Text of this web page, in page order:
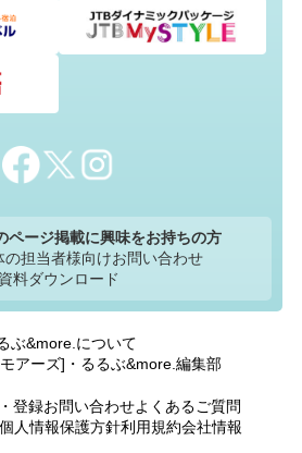
ページ掲載に興味をお持ちの方
の担当者様向けお問い合わせ
資料ダウンロード
ぶ&more.について
アーズ]・るるぶ&more.編集部
登録お問い合わせよくあるご質問
個人情報保護方針利用規約会社情報